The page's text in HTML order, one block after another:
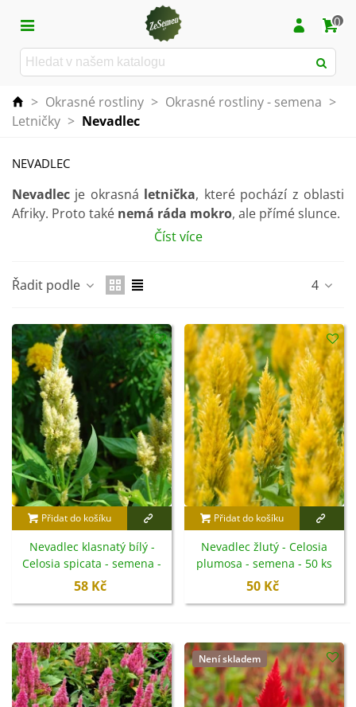
0
> Okrasné rostliny > Okrasné rostliny - semena >
Letničky > Nevadlec
NEVADLEC
Nevadlec je okrasná letnička, které pochází z oblasti
Afriky. Proto také nemá ráda mokro, ale přímé slunce.
Při správné péči vám bude rostlina kvést
Nevadlec je též nazývám jako
kombinace těchto rostlin oživí každý okrasný záhon.
Některé jiné druhy se hodído suchých vazebčipro
polní pěstování.
Číst více
Řadit podle 4
Přidat do košíku
Nevadlec klasnatý bílý -
Celosia spicata - semena -
10 ks
58 Kč
Přidat do košíku
Nevadlec žlutý - Celosia
plumosa - semena - 50 ks
50 Kč
Není skladem